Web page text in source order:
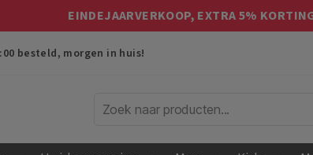
EINDEJAARVERKOOP, EXTRA 5%
besteld, morgen in huis!